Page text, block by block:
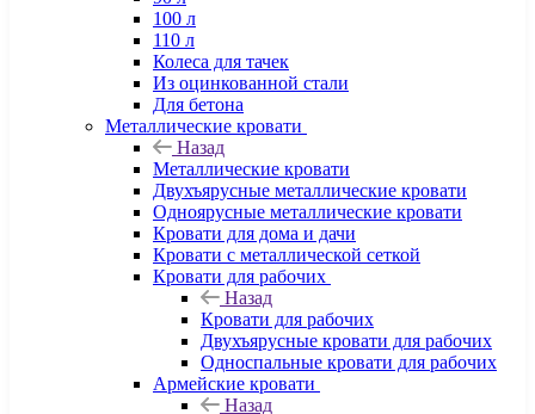
100 л
110 л
Колеса для тачек
Из оцинкованной стали
Для бетона
Металлические кровати
Назад
Металлические кровати
Двухъярусные металлические кровати
Одноярусные металлические кровати
Кровати для дома и дачи
Кровати с металлической сеткой
Кровати для рабочих
Назад
Кровати для рабочих
Двухъярусные кровати для рабочих
Односпальные кровати для рабочих
Армейские кровати
Назад